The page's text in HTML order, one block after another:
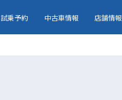
試乗予約 中古車情報 店舗情報